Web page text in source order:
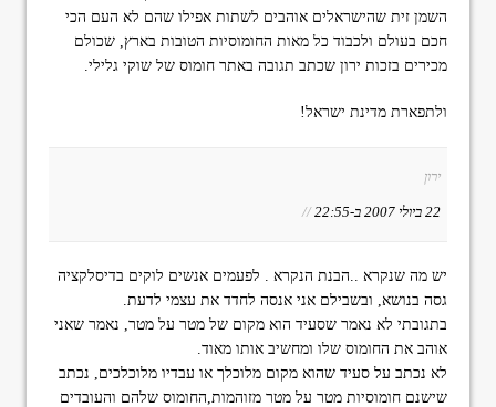
השמן זית שהישראלים אוהבים לשתות אפילו שהם לא העם הכי
חכם בעולם ולכבוד כל מאות החומוסיות הטובות בארץ, שכולם
מכירים בזכות ירון שכתב תגובה באתר חומוס של שוקי גלילי.
ולתפארת מדינת ישראל!
ירון
22 ביולי 2007 ב-22:55 //
יש מה שנקרא ..הבנת הנקרא . לפעמים אנשים לוקים בדיסלקציה
גסה בנושא, ובשבילם אני אנסה לחדד את עצמי לדעת.
בתגובתי לא נאמר שסעיד הוא מקום של מטר על מטר, נאמר שאני
אוהב את החומוס שלו ומחשיב אותו מאוד.
לא נכתב על סעיד שהוא מקום מלוכלך או עבדיו מלוכלכים, נכתב
שישנם חומוסיות מטר על מטר מזוהמות,החומוס שלהם והעובדים